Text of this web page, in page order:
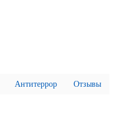
Антитеррор
Отзывы